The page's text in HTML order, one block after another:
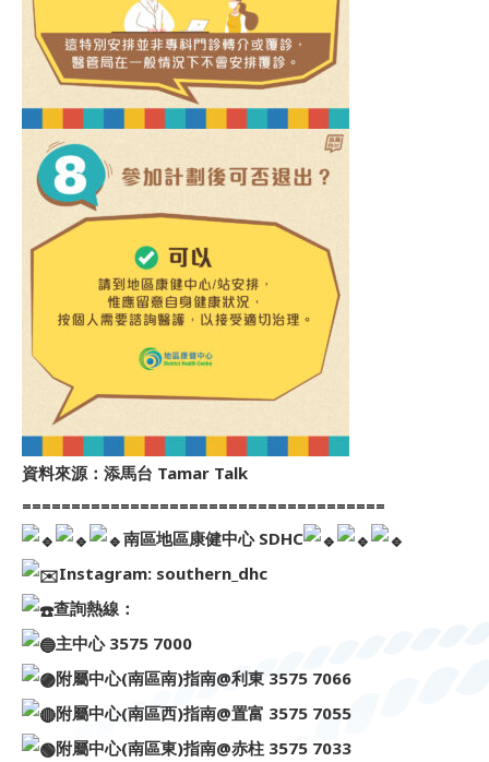
資料來源：添馬台 Tamar Talk
=====================================
南區地區康健中心 SDHC
Instagram: southern_dhc
查詢熱線：
主中心 3575 7000
附屬中心(南區南)指南@利東 3575 7066
附屬中心(南區西)指南@置富 3575 7055
附屬中心(南區東)指南@赤柱 3575 7033